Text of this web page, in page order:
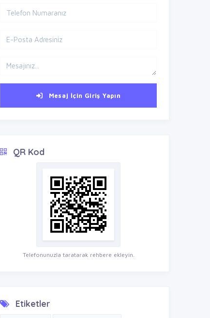
Mesaj İçin Giriş Yapın
QR Kod
Telefonunuzla taratarak rehbere ekleyin.
Etiketler